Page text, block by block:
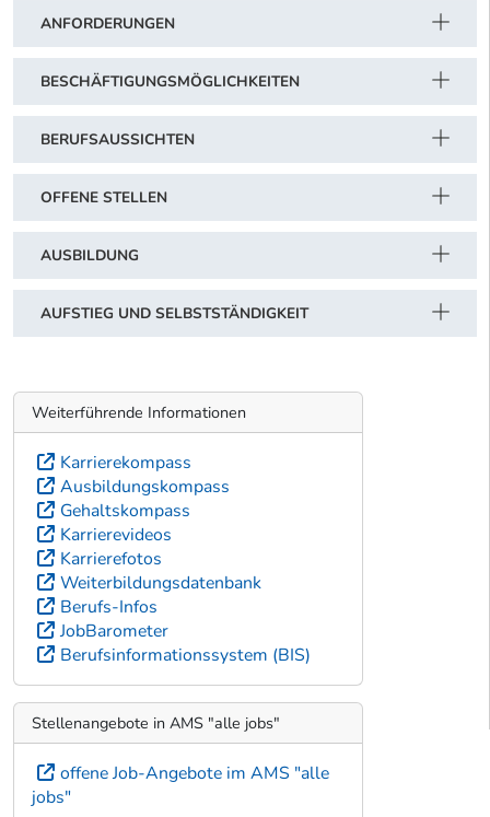
ANFORDERUNGEN
BESCHÄFTIGUNGSMÖGLICHKEITEN
BERUFSAUSSICHTEN
OFFENE STELLEN
AUSBILDUNG
AUFSTIEG UND SELBSTSTÄNDIGKEIT
Weiterführende Informationen
Karrierekompass
Ausbildungskompass
Gehaltskompass
Karrierevideos
Karrierefotos
Weiterbildungsdatenbank
Berufs-Infos
JobBarometer
Berufsinformationssystem (BIS)
Stellenangebote in AMS "alle jobs"
offene Job-Angebote im AMS "alle
jobs"